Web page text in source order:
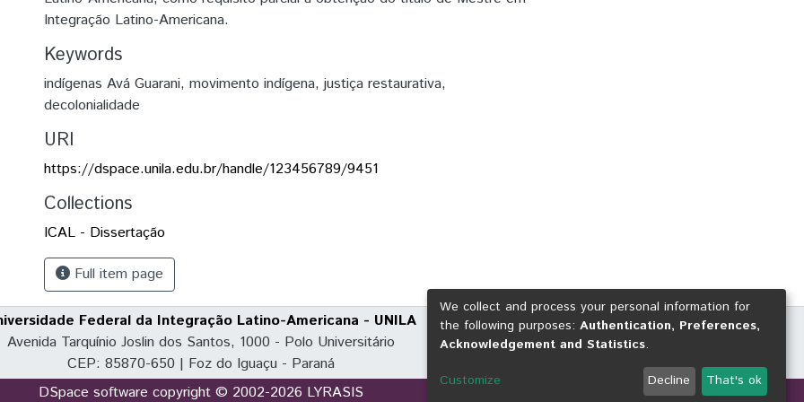
Integração Latino-Americana.
Keywords
indígenas Avá Guarani, movimento indígena, justiça restaurativa,
decolonialidade
URI
https://dspace.unila.edu.br/handle/123456789/9451
Collections
ICAL - Dissertação
Full item page
Federal da Integração Latino-Americana - UNILA
Avenida Tarquínio Joslin dos Santos, 1000 - Polo Universitário
CEP: 85870-650 | Foz do Iguaçu - Paraná
DSpace software copyright © 2002-2026 LYRASIS
We collect and process your personal information for
the following purposes: Authentication, Preferences,
Acknowledgement and Statistics.
Customize Decline That's ok